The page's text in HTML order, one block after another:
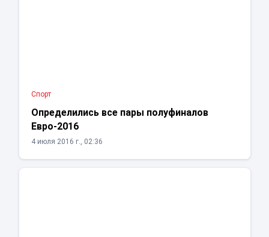
Спорт
Определились все пары полуфиналов
Евро-2016
4 июля 2016 г., 02:36